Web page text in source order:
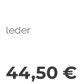
leder
44,50 €